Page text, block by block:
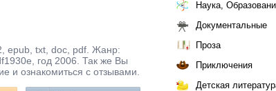
epub, txt, doc, pdf. Жанр:
год 2006. Так же Вы
и ознакомиться с отзывами.
Наука,
Документальные
Проза
Приключения
Детская